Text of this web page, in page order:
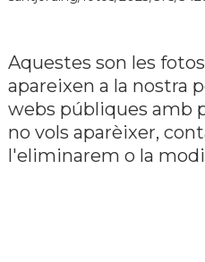
Aquestes son les
apareixen a la nostra
webs públiques amb
no vols aparèixer,
l'eliminarem o la